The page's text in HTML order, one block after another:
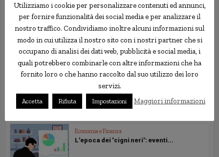
Il prezzo dell'oro sale sempre. Bolla
speculativa?
Economia e Finanza
Qual'è il significato dell'aumento dei
tassi...
Economia e Finanza
Il Risiko delle Borse: cosa sono i
mercati?
Economia e Finanza
L'epoca dei "cigni neri": eventi...
Utilizziamo i cookie per personalizzare contenuti ed annunci,
per fornire funzionalità dei social media e per analizzare il
nostro traffico. Condividiamo inoltre alcuni informazioni sul
modo in cui utilizza il nostro sito con i nostri partner che si
occupano di analisi dei dati web, pubblicità e social media, i
quali potrebbero combinarle con altre informazioni che ha
fornito loro o che hanno raccolto dal suo utilizzo dei loro
servizi.
Accetta Rifiuta Impostazioni Maggiori informazioni